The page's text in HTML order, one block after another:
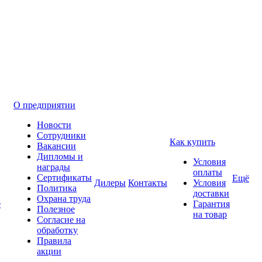
О предприятии
Новости
Сотрудники
Вакансии
Дипломы и
награды
Сертификаты
Политика
Охрана труда
Полезное
Согласие на
обработку
Правила
акции
Дилеры Контакты
Как купить
Условия
оплаты
Условия
доставки
Гарантия
на товар
Ещё